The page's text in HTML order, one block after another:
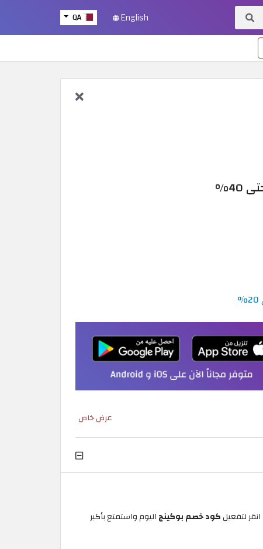
QA English
عرض خاص
كود خصم بوكينج اليوم واستمتع بأكبر